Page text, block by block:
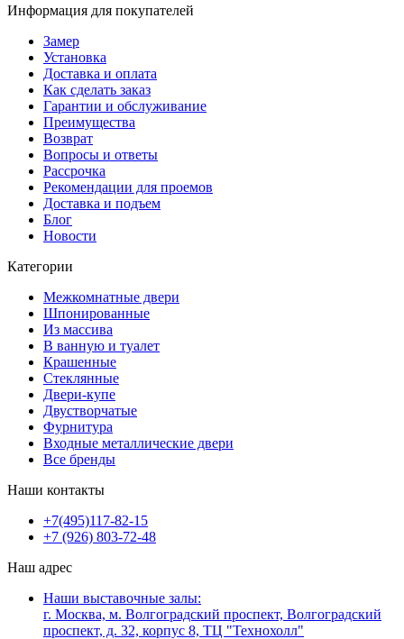
Информация для покупателей
Замер
Установка
Доставка и оплата
Как сделать заказ
Гарантии и обслуживание
Преимущества
Возврат
Вопросы и ответы
Рассрочка
Рекомендации для проемов
Доставка и подъем
Блог
Новости
Категории
Межкомнатные двери
Шпонированные
Из массива
В ванную и туалет
Крашенные
Стеклянные
Двери-купе
Двустворчатые
Фурнитура
Входные металлические двери
Все бренды
Наши контакты
+7(495)117-82-15
+7 (926) 803-72-48
Наш адрес
Наши выставочные залы:
г. Москва, м. Волгоградский проспект, Волгоградский
проспект, д. 32, корпус 8, ТЦ "Технохолл"